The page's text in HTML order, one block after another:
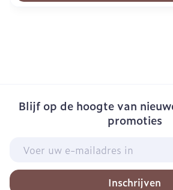
Blijf op de hoogte van
promoties
Inschrijven